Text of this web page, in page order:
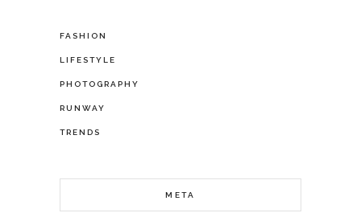
FASHION
LIFESTYLE
PHOTOGRAPHY
RUNWAY
TRENDS
META